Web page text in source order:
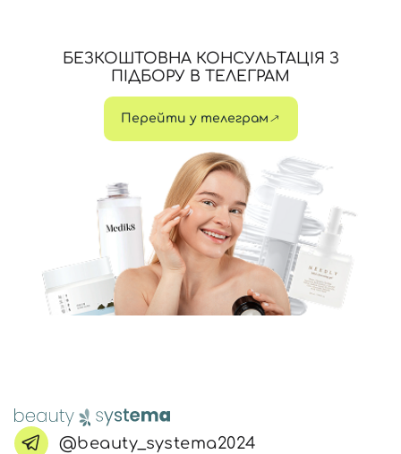
БЕЗКОШТОВНА КОНСУЛЬТАЦІЯ З
ПІДБОРУ В ТЕЛЕГРАМ
Перейти у телеграм
@beauty_systema2024